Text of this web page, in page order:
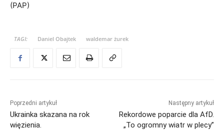
(PAP)
TAGI: Daniel Obajtek waldemar żurek
Poprzedni artykuł
Ukrainka skazana na rok
więzienia.
Następny artykuł
Rekordowe poparcie dla AfD.
„To ogromny wiatr w plecy”